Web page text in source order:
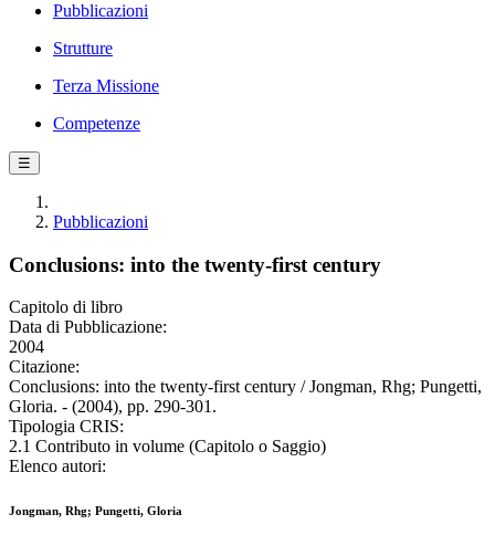
Pubblicazioni
Strutture
Terza Missione
Competenze
☰
Pubblicazioni
Conclusions: into the twenty-first century
Capitolo di libro
Data di Pubblicazione:
2004
Citazione:
Conclusions: into the twenty-first century / Jongman, Rhg; Pungetti,
Gloria. - (2004), pp. 290-301.
Tipologia CRIS:
2.1 Contributo in volume (Capitolo o Saggio)
Elenco autori:
Jongman, Rhg; Pungetti, Gloria